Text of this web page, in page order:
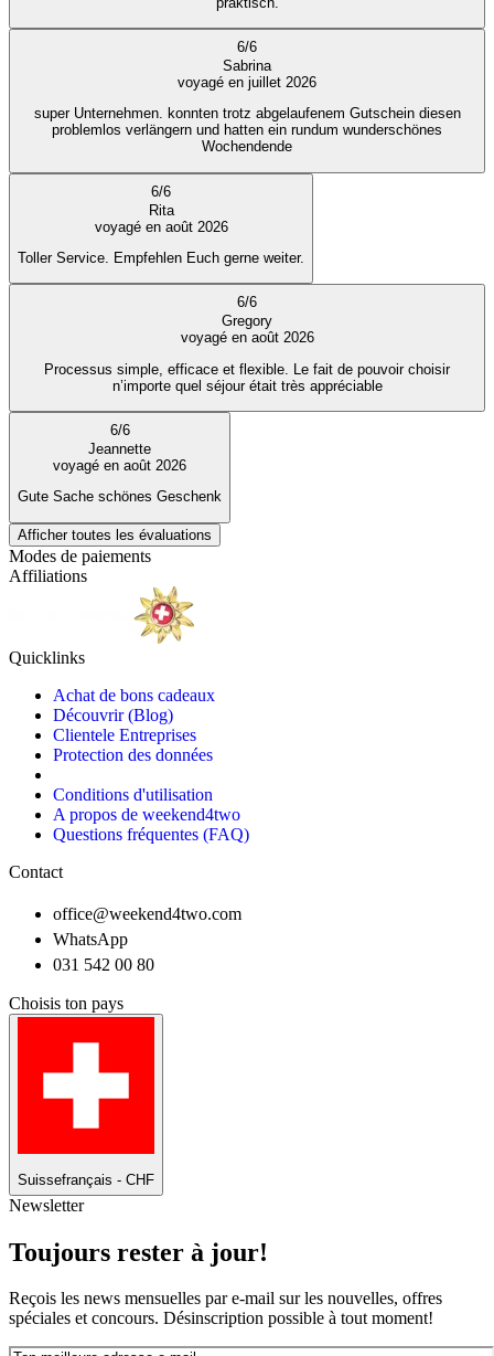
6/6
Sabrina
voyagé en juillet 2026
super Unternehmen. konnten trotz abgelaufenem Gutschein diesen
problemlos verlängern und hatten ein rundum wunderschönes
Wochendende
6/6
Rita
voyagé en août 2026
Toller Service. Empfehlen Euch gerne weiter.
6/6
Gregory
voyagé en août 2026
Processus simple, efficace et flexible. Le fait de pouvoir choisir
n’importe quel séjour était très appréciable
6/6
Jeannette
voyagé en août 2026
Gute Sache schönes Geschenk
Afficher toutes les évaluations
Modes de paiements
Affiliations
Quicklinks
Achat de bons cadeaux
Découvrir (Blog)
Clientele Entreprises
Protection des données
Conditions d'utilisation
A propos de weekend4two
Questions fréquentes (FAQ)
Contact
office@weekend4two.com
WhatsApp
031 542 00 80
Choisis ton pays
Suissefrançais - CHF
Newsletter
Toujours rester à jour!
Reçois les news mensuelles par e-mail sur les nouvelles, offres
spéciales et concours. Désinscription possible à tout moment!